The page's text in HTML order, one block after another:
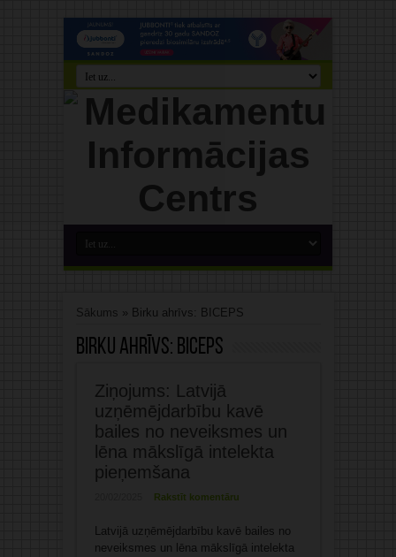
Sākums » Birku ahrīvs: BICEPS
Birku ahrīvs: BICEPS
Ziņojums: Latvijā
uzņēmējdarbību kavē
bailes no neveiksmes un
lēna mākslīgā intelekta
pieņemšana
Rakstīt komentāru
Latvijā uzņēmējdarbību kavē bailes no
neveiksmes un lēna mākslīgā intelekta